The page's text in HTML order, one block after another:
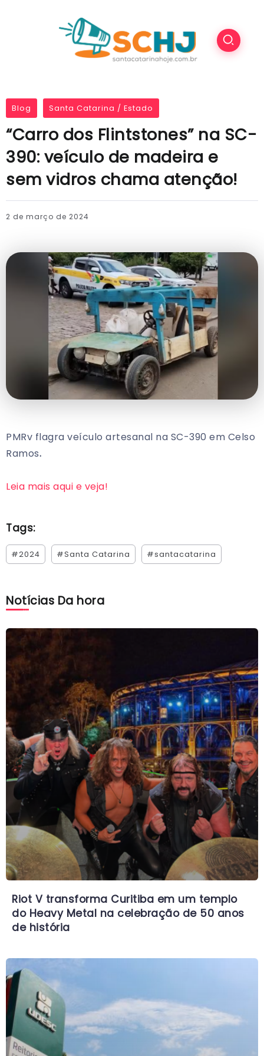
Blog Santa Catarina / Estado
“Carro dos Flintstones” na SC-
390: veículo de madeira e
sem vidros chama atenção!
2 de março de 2024
PMRv flagra veículo artesanal na SC-390 em Celso
Ramos.
Leia mais aqui e veja!
Tags:
#2024 #Santa Catarina #santacatarina
Notícias Da hora
Riot V transforma Curitiba em um templo
do Heavy Metal na celebração de 50 anos
de história